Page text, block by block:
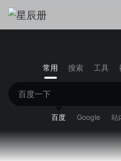
常用 搜索 工具
百度 Google 站